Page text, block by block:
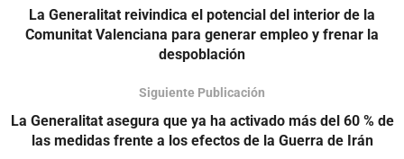
La Generalitat reivindica el potencial del interior de la
Comunitat Valenciana para generar empleo y frenar la
despoblación
Siguiente Publicación
La Generalitat asegura que ya ha activado más del 60 % de
las medidas frente a los efectos de la Guerra de Irán